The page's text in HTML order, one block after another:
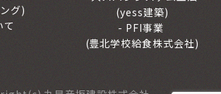
グ)
て
(yess建築)
PFI事業
(豊北学校給食株式会社)